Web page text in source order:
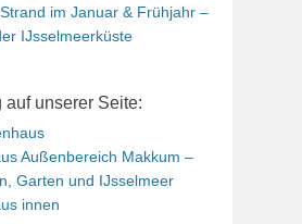
im Januar & Frühjahr –
IJsselmeerküste
auf unserer Seite:
Außenbereich Makkum –
Garten und IJsselmeer
innen